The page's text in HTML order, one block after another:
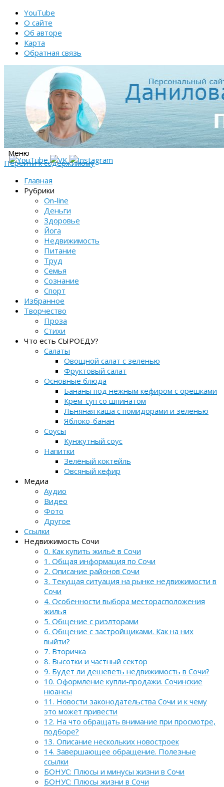
YouTube
О сайте
Об авторе
Карта
Обратная связь
Меню
Перейти к содержимому
Главная
Рубрики
On-line
Деньги
Здоровье
Йога
Недвижимость
Питание
Труд
Семья
Сознание
Спорт
Избранное
Творчество
Проза
Стихи
Что есть СЫРОЕДУ?
Салаты
Овощной салат с зеленью
Фруктовый салат
Основные блюда
Бананы под нежным кефиром с орешками
Крем-суп со шпинатом
Льняная каша с помидорами и зеленью
Яблоко-банан
Соусы
Кунжутный соус
Напитки
Зелёный коктейль
Овсяный кефир
Медиа
Аудио
Видео
Фото
Другое
Ссылки
Недвижимость Сочи
0. Как купить жильё в Сочи
1. Общая информация по Сочи
2. Описание районов Сочи
3. Текущая ситуация на рынке недвижимости в
Сочи
4. Особенности выбора месторасположения
жилья
5. Общение с риэлторами
6. Общение с застройщиками. Как на них
выйти?
7. Вторичка
8. Высотки и частный сектор
9. Будет ли дешеветь недвижимость в Сочи?
10. Оформление купли-продажи. Сочинские
нюансы
11. Новости законодательства Сочи и к чему
это может привести
12. На что обращать внимание при просмотре,
подборе?
13. Описание нескольких новостроек
14. Завершающее обращение. Полезные
ссылки
БОНУС: Плюсы и минусы жизни в Сочи
БОНУС: Плюсы жизни в Сочи